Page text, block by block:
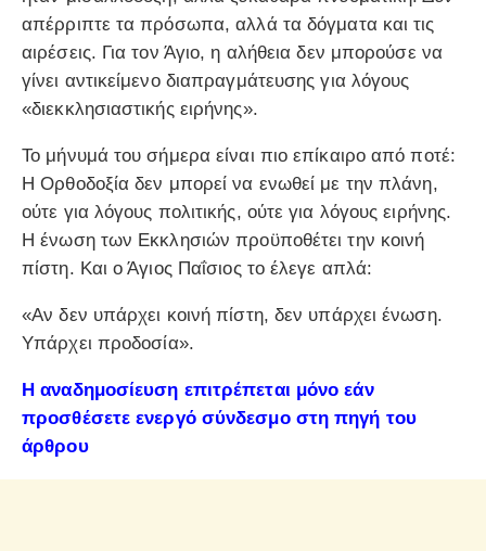
απέρριπτε τα πρόσωπα, αλλά τα δόγματα και τις
αιρέσεις. Για τον Άγιο, η αλήθεια δεν μπορούσε να
γίνει αντικείμενο διαπραγμάτευσης για λόγους
«διεκκλησιαστικής ειρήνης».
Το μήνυμά του σήμερα είναι πιο επίκαιρο από ποτέ:
Η Ορθοδοξία δεν μπορεί να ενωθεί με την πλάνη,
ούτε για λόγους πολιτικής, ούτε για λόγους ειρήνης.
Η ένωση των Εκκλησιών προϋποθέτει την κοινή
πίστη. Και ο Άγιος Παΐσιος το έλεγε απλά:
«Αν δεν υπάρχει κοινή πίστη, δεν υπάρχει ένωση.
Υπάρχει προδοσία».
Η αναδημοσίευση επιτρέπεται μόνο εάν
προσθέσετε ενεργό σύνδεσμο στη πηγή του
άρθρου